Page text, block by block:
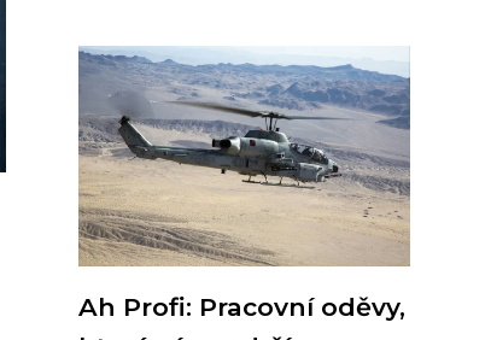
Ah Profi: Pracovní oděvy,